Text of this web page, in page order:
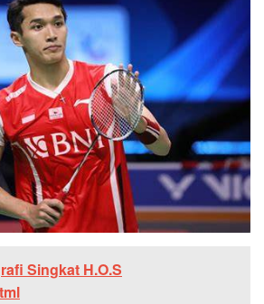
Singkat H.O.S